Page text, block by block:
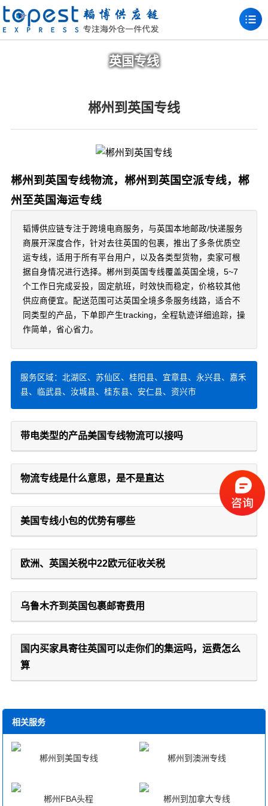
英国专线
郴州到英国专线
郴州到英国专线物流，郴州到英国空派专线，郴
州至英国海运专线
韬博供应链专注于跨境电商服务，与英国本地邮政/快递服务
商展开深度合作，针对去往英国的包裹，推出了多条优质空
运专线，适用于所有平台用户，以及各类型货物，卖家可根
据自身情况进行选择。郴州到英国专线覆盖英国全境，5~7
个工作日完成妥投，固定航班，时效快而稳定，价格较其他
供应商便宜。配送范围可达英国全境多条服务线路，适合不
同类型的产品，下单即产生tracking，全程轨迹详细追踪，操
作简单，省心省力。
服务区域：北湖区、苏仙区、桂阳县、宜章县、永兴县、嘉禾
县、临武县、汝城县、桂东县、安仁县、资兴市
带电类型的产品美国专线物流可以接吗
物流专线是什么意思，是不是直达
美国专线小包的优势有哪些
欧洲、英国关税中22欧元征收关税
乌鲁木齐到英国包裹邮寄费用
国内买家具寄往英国可以走你们的集运吗，运费怎么
算
相关服务
郴州到美国专线 郴州到澳洲专线
郴州FBA头程 郴州到加拿大专线